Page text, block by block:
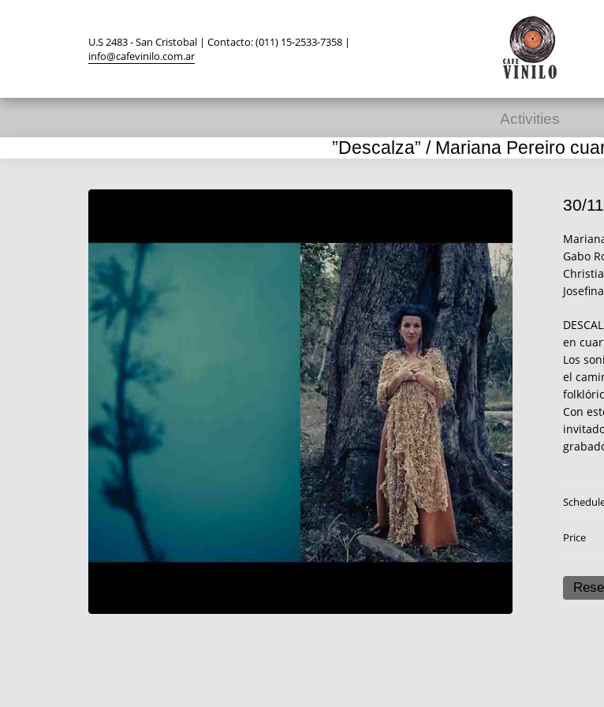
U.S 2483 - San Cristobal | Contacto: (011) 15-2533-7358 |
info@cafevinilo.com.ar
Activities
​”Descalza” / Mariana Pereiro
30/
Gabo
en
Los
el
​Con
Price